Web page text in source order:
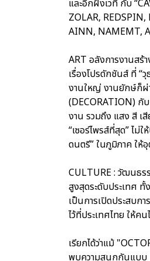
และอีกฝั่งเวที กับ
ZOLAR,
AINN, NAMEMT,
ART อลังการงานส
เรื่องโปรดักชันส์ ที่ “
งานใหญ่ งานยักษ์ก็ผ่
(DECORATION) กั
งาน รวมถึง แสง สี เ
“เซอร์ไพรส์ที่สุด” ไม่
ดนตรี” ในภูมิภาค ให้
CULTURE : วัฒนธร
สูงสุดระดับประเทศ ทั้
เป็นการเปิดประสบก
ไว้ที่ประเทศไทย ให้ค
เรียกได้ว่าแม้
พบความสนุกกันแบบ